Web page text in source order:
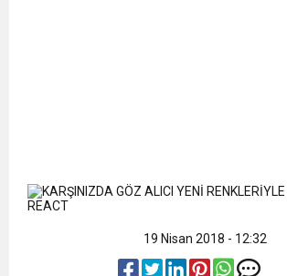
19 Nisan 2018 - 12:32